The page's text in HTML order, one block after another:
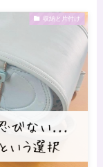
収納と片付け